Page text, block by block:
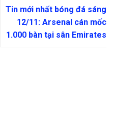
Tin mới nhất bóng đá sáng
12/11: Arsenal cán mốc
1.000 bàn tại sân Emirates